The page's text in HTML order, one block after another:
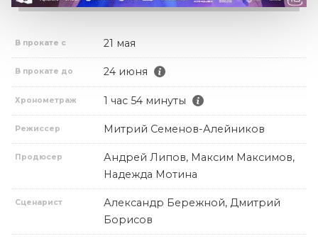
В прокате с 21 мая
В прокате до 24 июня
Хронометраж 1 час 54 минуты
Режиссер Митрий Семенов-Алейников
Продюсер
Андрей Липов, Максим Максимов,
Надежда Мотина
Сценарист
Александр Бережной, Дмитрий
Борисов